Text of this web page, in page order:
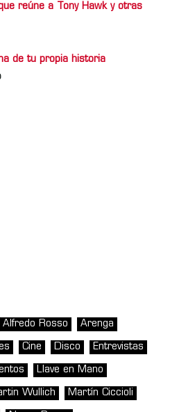
reúne a Tony Hawk y otras
de tu propia historia
Alfredo Rosso Arenga
Cine Disco Entrevistas
Llave en Mano
Wullich Martín Ciccioli